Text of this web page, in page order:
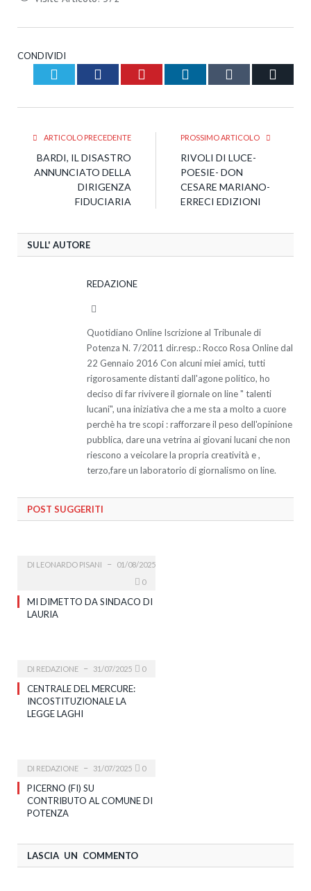
CONDIVIDI
Twitter Facebook Pinterest LinkedIn Tumblr
ARTICOLO PRECEDENTE
BARDI, IL DISASTRO
ANNUNCIATO DELLA
DIRIGENZA
FIDUCIARIA
PROSSIMO ARTICOLO
RIVOLI DI LUCE-
POESIE- DON
CESARE MARIANO-
ERRECI EDIZIONI
SULL' AUTORE
REDAZIONE
Quotidiano Online Iscrizione al Tribunale di
Potenza N. 7/2011 dir.resp.: Rocco Rosa Online dal
22 Gennaio 2016 Con alcuni miei amici, tutti
rigorosamente distanti dall'agone politico, ho
deciso di far rivivere il giornale on line " talenti
lucani", una iniziativa che a me sta a molto a cuore
perchè ha tre scopi : rafforzare il peso dell'opinione
pubblica, dare una vetrina ai giovani lucani che non
riescono a veicolare la propria creatività e ,
terzo,fare un laboratorio di giornalismo on line.
POST SUGGERITI
DI LEONARDO PISANI
01/08/2025
0
MI DIMETTO DA SINDACO DI
LAURIA
DI REDAZIONE 31/07/2025 0
CENTRALE DEL MERCURE:
INCOSTITUZIONALE LA
LEGGE LAGHI
DI REDAZIONE 31/07/2025 0
PICERNO (FI) SU
CONTRIBUTO AL COMUNE DI
POTENZA
LASCIA UN COMMENTO